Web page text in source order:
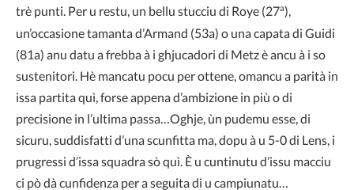
trè punti. Per u restu, un bellu stucciu di Roye (27a),
un’occasione tamanta d’Armand (53a) o una capata di Guidi
(81a) anu datu a frebba à i ghjucadori di Metz è ancu à i so
sustenitori. Hè mancatu pocu per ottene, omancu a parità in
issa partita quì, forse appena d’ambizione in più o di
precisione in l’ultima passa…Oghje, ùn pudemu esse, di
sicuru, suddisfatti d’una scunfitta ma, dopu à u 5-0 di Lens, i
prugressi d’issa squadra sò quì. È u cuntinutu d’issu macciu
ci pò dà cunfidenza per a seguita di u campiunatu…